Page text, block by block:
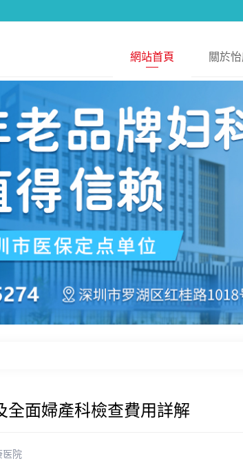
網站首頁 關於
全面婦產科檢查費用詳解
医院